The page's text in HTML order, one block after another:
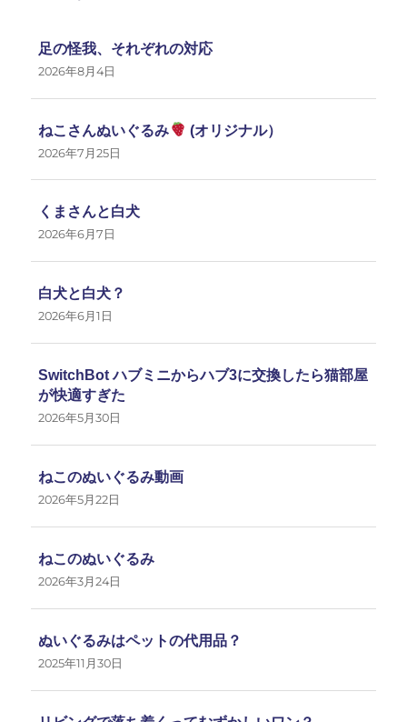
り
足の怪我、それぞれの対応
2026年8月4日
ねこさんぬいぐるみ (オリジナル）
2026年7月25日
くまさんと白犬
2026年6月7日
白犬と白犬？
2026年6月1日
SwitchBot ハブミニからハブ3に交換したら猫部屋
が快適すぎた
2026年5月30日
ねこのぬいぐるみ動画
2026年5月22日
ねこのぬいぐるみ
2026年3月24日
ぬいぐるみはペットの代用品？
2025年11月30日